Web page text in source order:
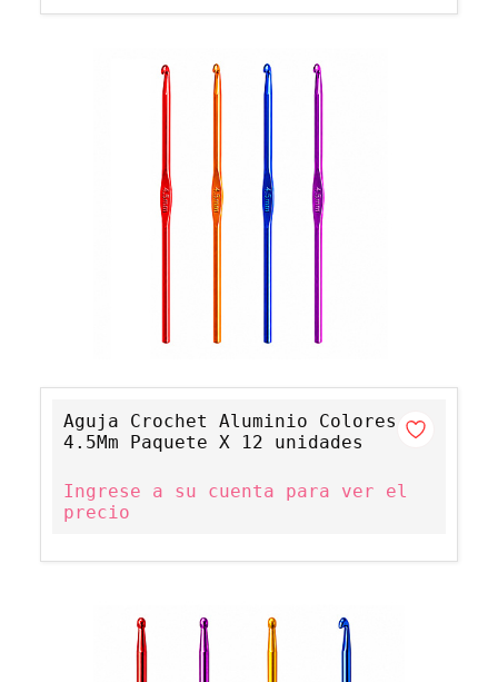
Aguja Crochet Aluminio Colores
4.5Mm Paquete X 12 unidades
Ingrese a su cuenta para ver el
precio